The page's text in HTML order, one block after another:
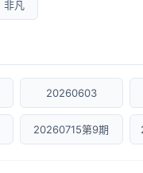
非凡
20260603
20260715第9期